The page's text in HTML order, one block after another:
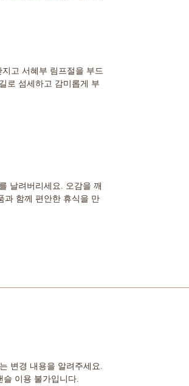
고 서혜부 림프절을 부드
로 섬세하고 감미롭게 부
날려버리세요. 오감을 깨
과 함께 편안한 휴식을 만
변경 내용을 알려주세요.
이용 불가입니다.